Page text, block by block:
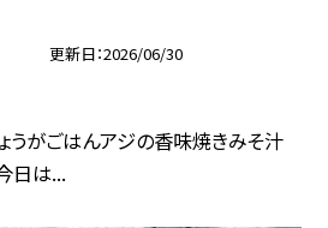
更新日 2026/06/30
うがごはんアジの香味焼きみそ汁
日は...